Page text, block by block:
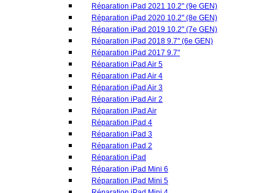
Réparation iPad Air
Réparation iPad 4
Réparation iPad 3
Réparation iPad 2
Réparation iPad
Réparation iPad Mini 6
Réparation iPad Mini 5
Réparation iPad Mini 4
Réparation iPad Mini 3
Réparation iPad Mini 2
Réparation iPad Mini
Réparation iPod
Réparation iPod Touch 6
Réparation iPod Touch 5
Réparation iPod Touch 4
Réparation iPod Touch 3